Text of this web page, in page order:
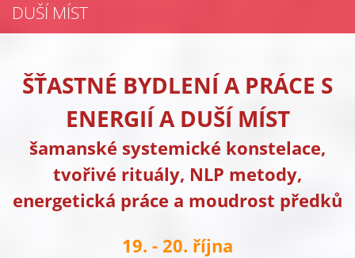
DUŠÍ MÍST
ŠŤASTNÉ BYDLENÍ A PRÁCE S
ENERGIÍ A DUŠÍ MÍST
šamanské systemické konstelace,
tvořivé rituály, NLP metody,
energetická práce a moudrost předků
19. - 20. října